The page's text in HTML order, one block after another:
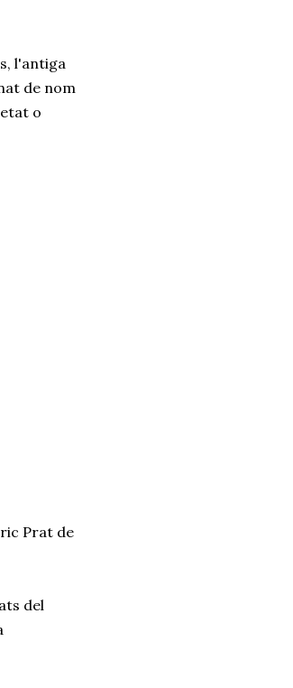
l'antiga
de nom
o
Prat de
del